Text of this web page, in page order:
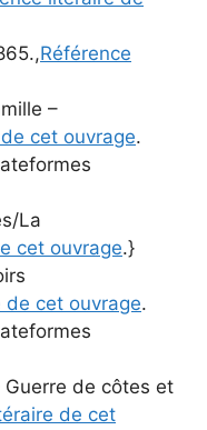
Référence
–
cet ouvrage.
La
cet ouvrage.}
de cet ouvrage.
Guerre de côtes et
de cet